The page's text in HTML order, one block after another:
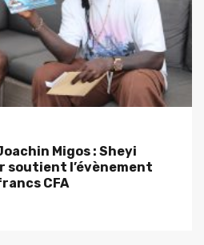
Migos : Sheyi
soutient l’évènement
CFA